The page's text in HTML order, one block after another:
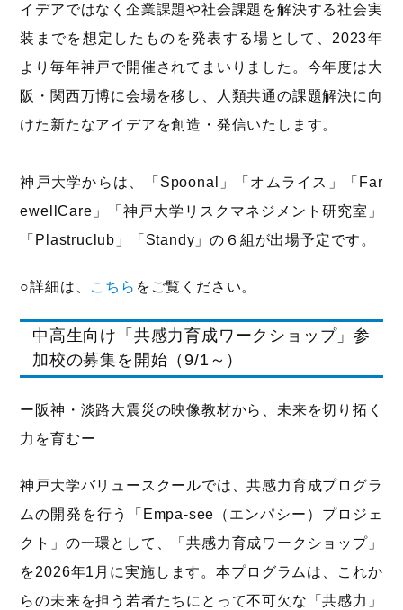
イデアではなく企業課題や社会課題を解決する社会実
装までを想定したものを発表する場として、2023年
より毎年神戸で開催されてまいりました。今年度は大
阪・関西万博に会場を移し、人類共通の課題解決に向
けた新たなアイデアを創造・発信いたします。
神戸大学からは、「Spoonal」「オムライス」「Far
ewellCare」「神戸大学リスクマネジメント研究室」
「Plastruclub」「Standy」の６組が出場予定です。
○詳細は、 こちら をご覧ください。
中高生向け「共感力育成ワークショップ」参
加校の募集を開始（9/1～）
ー阪神・淡路大震災の映像教材から、未来を切り拓く
力を育むー
神戸大学バリュースクールでは、共感力育成プログラ
ムの開発を行う「Empa-see（エンパシー）プロジェ
クト」の一環として、「共感力育成ワークショップ」
を2026年1月に実施します。本プログラムは、これか
らの未来を担う若者たちにとって不可欠な「共感力」